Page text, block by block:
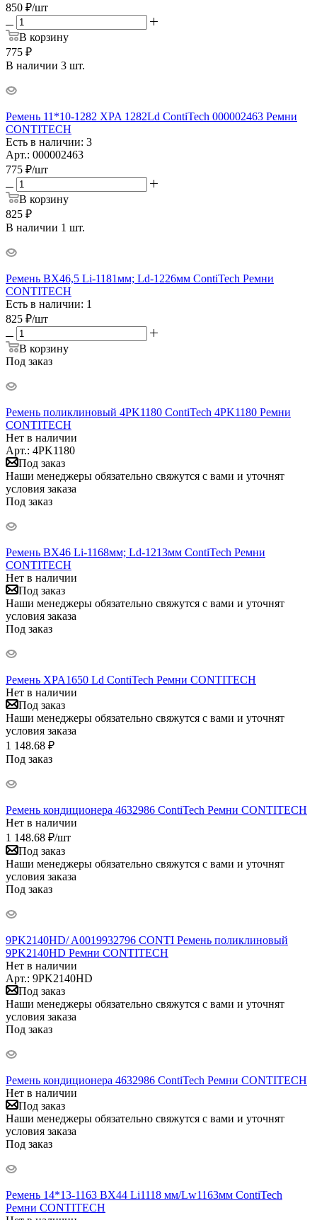
850 ₽/шт
В корзину
775 ₽
В наличии 3 шт.
Ремень 11*10-1282 XPA 1282Ld ContiTech 000002463 Ремни
CONTITECH
Есть в наличии: 3
Арт.: 000002463
775 ₽/шт
В корзину
825 ₽
В наличии 1 шт.
Ремень BX46,5 Li-1181мм; Ld-1226мм ContiTech Ремни
CONTITECH
Есть в наличии: 1
825 ₽/шт
В корзину
Под заказ
Ремень поликлиновый 4PK1180 ContiTech 4PK1180 Ремни
CONTITECH
Нет в наличии
Арт.: 4PK1180
Под заказ
Наши менеджеры обязательно свяжутся с вами и уточнят
условия заказа
Под заказ
Ремень BX46 Li-1168мм; Ld-1213мм ContiTech Ремни
CONTITECH
Нет в наличии
Под заказ
Наши менеджеры обязательно свяжутся с вами и уточнят
условия заказа
Под заказ
Ремень XPA1650 Ld ContiTech Ремни CONTITECH
Нет в наличии
Под заказ
Наши менеджеры обязательно свяжутся с вами и уточнят
условия заказа
1 148.68 ₽
Под заказ
Ремень кондиционера 4632986 ContiTech Ремни CONTITECH
Нет в наличии
1 148.68 ₽/шт
Под заказ
Наши менеджеры обязательно свяжутся с вами и уточнят
условия заказа
Под заказ
9PK2140HD/ A0019932796 CONTI Ремень поликлиновый
9PK2140HD Ремни CONTITECH
Нет в наличии
Арт.: 9PK2140HD
Под заказ
Наши менеджеры обязательно свяжутся с вами и уточнят
условия заказа
Под заказ
Ремень кондиционера 4632986 ContiTech Ремни CONTITECH
Нет в наличии
Под заказ
Наши менеджеры обязательно свяжутся с вами и уточнят
условия заказа
Под заказ
Ремень 14*13-1163 BX44 Li1118 мм/Lw1163мм ContiTech
Ремни CONTITECH